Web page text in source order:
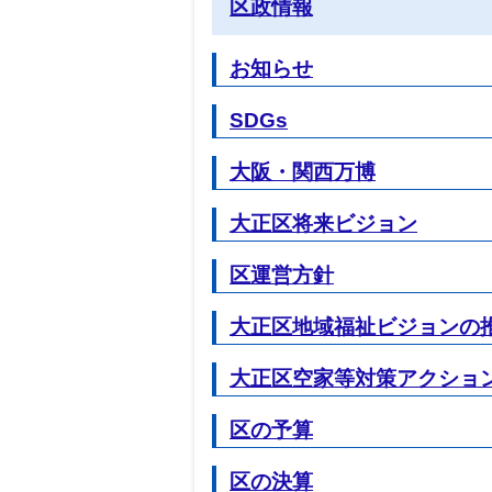
区政情報
お知らせ
SDGs
大阪・関西万博
大正区将来ビジョン
区運営方針
大正区地域福祉ビジョンの
大正区空家等対策アクショ
区の予算
区の決算